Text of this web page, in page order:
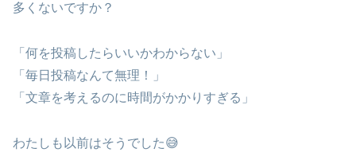
多くないですか？
「何を投稿したらいいかわからない」
「毎日投稿なんて無理！」
「文章を考えるのに時間がかかりすぎる」
わたしも以前はそうでした😅